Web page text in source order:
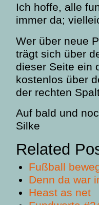
Ich hoffe, alle
immer da;
Wer über neue
trägt sich über
dieser Seite ein
kostenlos über
der rechten
Auf bald und
Silke
Related
Fußball
Denn da war
Heast as net